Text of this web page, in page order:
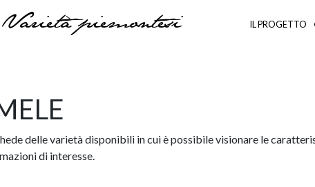
piemontesi IL PROGETTO
delle varietà disponibili in cui è possibile visionare le
di interesse.